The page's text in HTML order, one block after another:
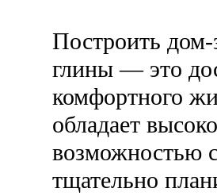
Построить
глины — это
комфортного
обладает
возможностью
тщательно